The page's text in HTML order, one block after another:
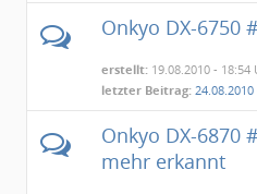
Onkyo DX-6750
erstellt: 19.08.2010 -
letzter Beitrag:
Onkyo DX-6870
mehr erkannt